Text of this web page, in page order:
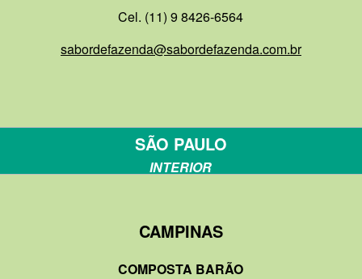
Cel. (11) 9 8426-6564
sabordefazenda@sabordefazenda.com.br
SÃO PAULO
INTERIOR
CAMPINAS
COMPOSTA BARÃO